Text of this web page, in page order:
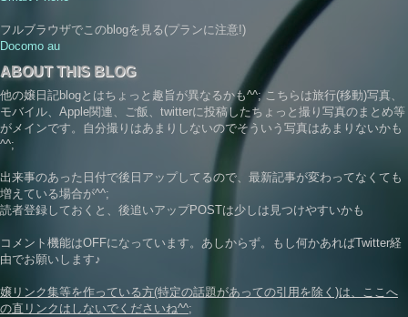
フルブラウザでこのblogを見る(プランに注意!)
Docomo au
ABOUT THIS BLOG
他の嬢日記blogとはちょっと趣旨が異なるかも^^; こちらは旅行(移動)写真、
モバイル、Apple関連、ご飯、twitterに投稿したちょっと撮り写真のまとめ等
がメインです。自分撮りはあまりしないのでそういう写真はあまりないかも
^^;
出来事のあった日付で後日アップしてるので、最新記事が変わってなくても
増えている場合が^^;
読者登録しておくと、後追いアップPOSTは少しは見つけやすいかも
コメント機能はOFFになっています。あしからず。もし何かあればTwitter経
由でお願いします♪
嬢リンク集等を作っている方(特定の話題があっての引用を除く)は、ここへ
の直リンクはしないでくださいね^^;